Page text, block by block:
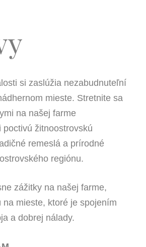
si zaslúžia nezabudnuteľní
mieste. Stretnite sa
na našej farme
poctivú žitnoostrovskú
remeslá a prírodné
regiónu.
zážitky na našej farme,
na mieste, ktoré je spojením
a dobrej nálady.